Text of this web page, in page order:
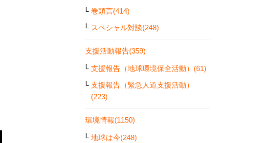
巻頭言(414)
スペシャル対談(248)
支援活動報告(359)
支援報告（地球環境保全活動）(61)
支援報告（緊急人道支援活動）
(223)
環境情報(1150)
地球は今(248)